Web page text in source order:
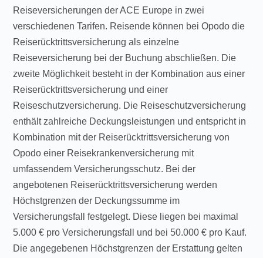
Reiseversicherungen der ACE Europe in zwei
verschiedenen Tarifen. Reisende können bei Opodo die
Reiserücktrittsversicherung als einzelne
Reiseversicherung bei der Buchung abschließen. Die
zweite Möglichkeit besteht in der Kombination aus einer
Reiserücktrittsversicherung und einer
Reiseschutzversicherung. Die Reiseschutzversicherung
enthält zahlreiche Deckungsleistungen und entspricht in
Kombination mit der Reiserücktrittsversicherung von
Opodo einer Reisekrankenversicherung mit
umfassendem Versicherungsschutz. Bei der
angebotenen Reiserücktrittsversicherung werden
Höchstgrenzen der Deckungssumme im
Versicherungsfall festgelegt. Diese liegen bei maximal
5.000 € pro Versicherungsfall und bei 50.000 € pro Kauf.
Die angegebenen Höchstgrenzen der Erstattung gelten